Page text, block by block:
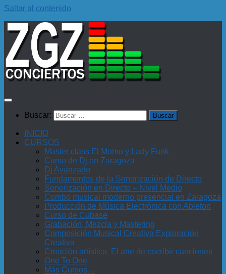
Saltar al contenido
Buscar:
INICIO
CURSOS
Master class El Momo y Lady Funk
Curso de Dj en Zaragoza
Dj Avanzado
Fundamentos de la Sonorización de Directo
Sonorización en Directo – Nivel Medio
Combo musical moderno presencial en Zaragoza
Producción de Música Electrónica con Ableton
Curso de Cubase
Grabación, Mezcla y Mastering
Composición Musical Creativa Exploración
Creativa
Creación artística. El arte de escribir canciones
One To One
Más Cursos…